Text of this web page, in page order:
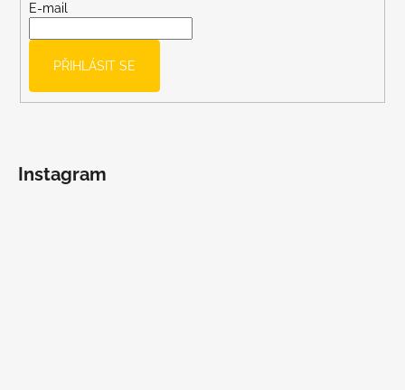
E-mail
PŘIHLÁSIT SE
Instagram